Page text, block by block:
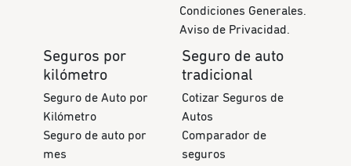
Condiciones Generales.
Aviso de Privacidad.
Seguros por
kilómetro
Seguro de Auto por
Kilómetro
Seguro de auto por
mes
Seguro de auto
tradicional
Cotizar Seguros de
Autos
Comparador de
seguros